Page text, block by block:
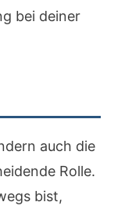
bei deiner
auch die
Rolle.
bist,